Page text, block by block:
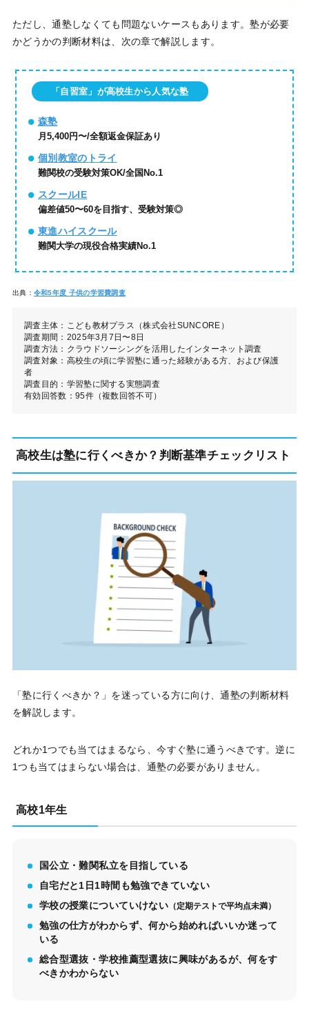
ただし、通塾しなくても問題ないケースもあります。塾が必要
かどうかの判断材料は、次の章で解説します。
「自習室」が高校生から人気な塾
森塾
月5,400円〜/全額返金保証あり
個別教室のトライ
難関校の受験対策OK/全国No.1
スクールIE
偏差値50〜60を目指す、受験対策◎
東進ハイスクール
難関大学の現役合格実績No.1
出典： 令和5年度 子供の学習費調査
調査主体：こども教材プラス（株式会社SUNCORE）
調査期間：2025年3月7日〜8日
調査方法：クラウドソーシングを活用したインターネット調査
調査対象：高校生の頃に学習塾に通った経験がある方、および保護
者
調査目的：学習塾に関する実態調査
有効回答数：95件（複数回答不可）
高校生は塾に行くべきか？判断基準チェックリスト
「塾に行くべきか？」を迷っている方に向け、通塾の判断材料
を解説します。
どれか1つでも当てはまるなら、今すぐ塾に通うべきです。逆に
1つも当てはまらない場合は、通塾の必要がありません。
高校1年生
国公立・難関私立を目指している
自宅だと1日1時間も勉強できていない
学校の授業についていけない （定期テストで平均点未満）
勉強の仕方がわからず、何から始めればいいか迷って
いる
総合型選抜・学校推薦型選抜に興味があるが、何をす
べきかわからない